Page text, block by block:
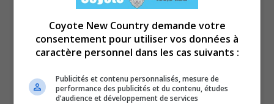
Coyote New Country demande votre
consentement pour utiliser vos données à
caractère personnel dans les cas suivants :
Publicités et contenu personnalisés, mesure de
performance des publicités et du contenu, études
d’audience et développement de services